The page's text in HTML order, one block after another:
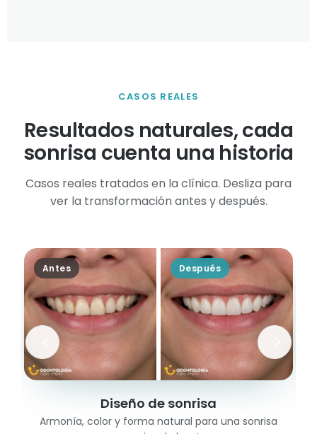
CASOS REALES
Resultados naturales, cada
sonrisa cuenta una historia
Casos reales tratados en la clínica. Desliza para
ver la transformación antes y después.
Antes Después
Diseño de sonrisa
Armonía, color y forma natural para una sonrisa